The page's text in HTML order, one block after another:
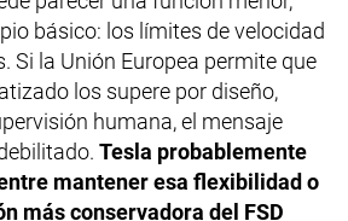
básico: los límites de velocidad
Si la Unión Europea permite que
los supere por diseño,
humana, el mensaje
Tesla probablemente
mantener esa flexibilidad o
más conservadora del FSD